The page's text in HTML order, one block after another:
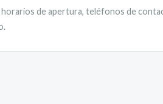
horarios de apertura, teléfonos de